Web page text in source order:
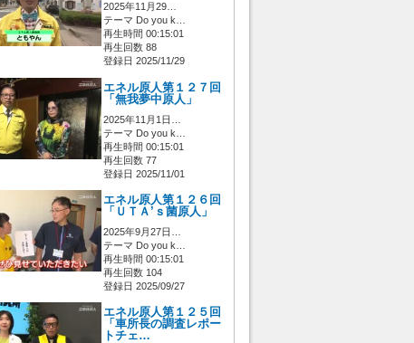
2025年11月29…
テーマ Do you k…
再生時間 00:15:01
再生回数 88
登録日 2025/11/29
エネル原人第１２７回
「無我夢中原人」
2025年11月1日…
テーマ Do you k…
再生時間 00:15:01
再生回数 77
登録日 2025/11/01
エネル原人第１２６回
「ＵＴＡ’ｓ菌原人」
2025年9月27日…
テーマ Do you k…
再生時間 00:15:01
再生回数 104
登録日 2025/09/27
エネル原人第１２５回
「車所長の調査レポー
トチェ…